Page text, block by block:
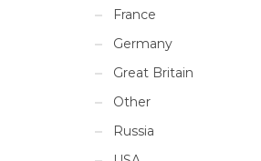
France
Germany
Great Britain
Other
Russia